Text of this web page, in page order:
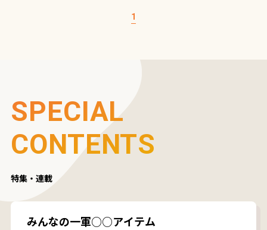
1
SPECIAL
CONTENTS
特集・連載
みんなの一軍○○アイテム